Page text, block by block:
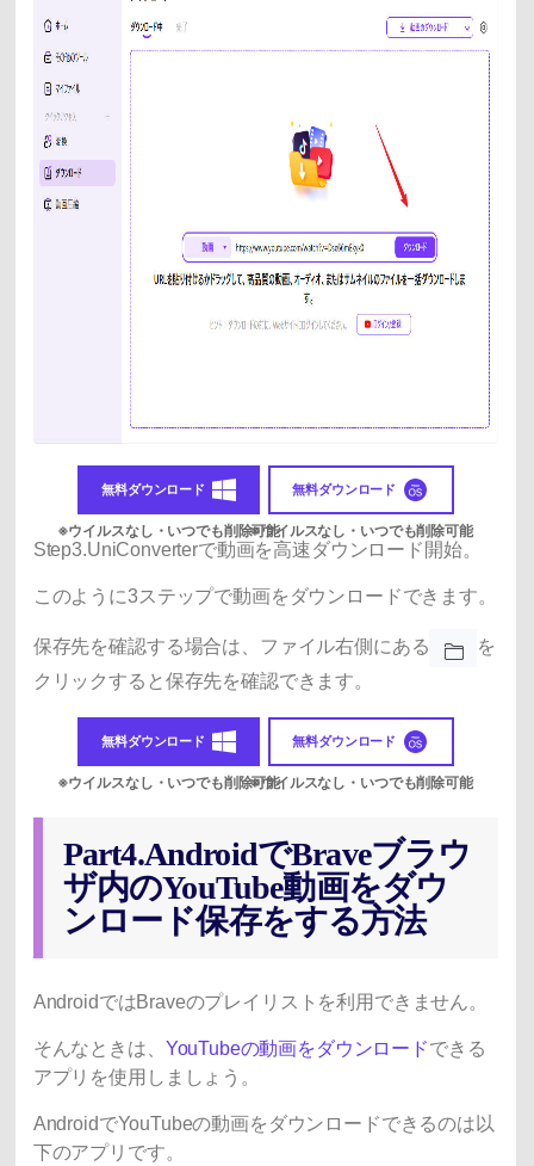
無料ダウンロード 無料ダウンロード
Step3.UniConverterで動画を高速ダウンロード開始。
このように3ステップで動画をダウンロードできます。
保存先を確認する場合は、ファイル右側にある
を
クリックすると保存先を確認できます。
無料ダウンロード 無料ダウンロード
Part4.AndroidでBraveブラウ
ザ内のYouTube動画をダウ
ンロード保存をする方法
AndroidではBraveのプレイリストを利用できません。
そんなときは、 YouTubeの動画をダウンロードできる
アプリを使用しましょう。
AndroidでYouTubeの動画をダウンロードできるのは以
下のアプリです。